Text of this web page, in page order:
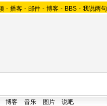
- 播客 - 邮件 - 博客 - BBS - 我说两句
博客 音乐 图片 说吧